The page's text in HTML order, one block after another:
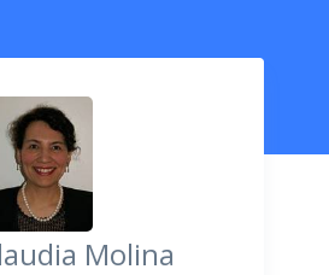
Molina